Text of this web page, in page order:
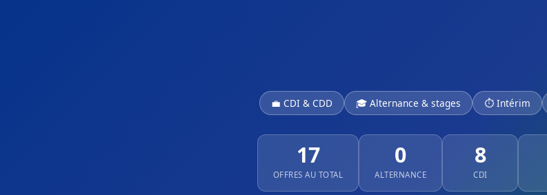
💼 CDI & CDD 🎓 Alternance & stages ⏱ Intérim
17
OFFRES AU TOTAL
0
ALTERNANCE
8
CDI